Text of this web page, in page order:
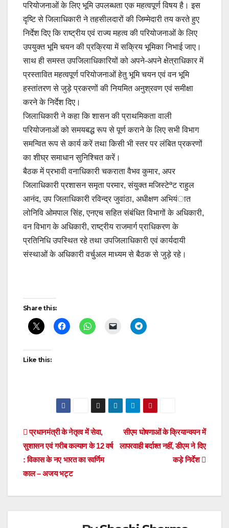
परियोजनाओं के लिए भूमि उपलब्धता एक महत्वपूर्ण विषय है। इस
दृष्टि से जिलाधिकारी ने तहसीलदारों की जिम्मेदारी तय करते हुए
निर्देश दिए कि राष्ट्रीय एवं राज्य महत्व की परियोजनाओं के लिए
उपयुक्त भूमि चयन की प्रक्रिया में सक्रिय भूमिका निभाई जाए।
साथ ही समस्त उपजिलाधिकारियों को अपने-अपने क्षेत्राधिकार में
प्रस्तावित महत्वपूर्ण परियोजनाओं हेतु भूमि चयन एवं वन भूमि
हस्तांतरण से जुड़े प्रकरणों की नियमित अनुश्रवण एवं समीक्षा
करने के निर्देश दिए।
जिलाधिकारी ने कहा कि शासन की प्राथमिकता वाली
परियोजनाओं को समयबद्ध रूप से पूर्ण कराने के लिए सभी विभाग
समन्वित रूप से कार्य करें तथा किसी भी स्तर पर लंबित प्रकरणों
का शीघ्र समाधान सुनिश्चित करें।
बैठक में प्रभावी वनाधिकारी चकराता वैभव कुमार, अपर
जिलाधिकारी प्रशासन समृता परमार, संयुक्त मजिस्टेªट राहुल
आनंद, उप जिलाधिकारी रविन्द्र जुवांठा, अधीक्षण अभियंात
लोनिवि ओमपाल सिंह, एनएच सहित संबंधित विभागों के अधिकारी,
वन विभाग के अधिकारी, राष्ट्रीय राजमार्ग प्राधिकरण के
प्रतिनिधि उपस्थित रहे तथा उपजिलाधिकारी एवं कार्यदायी
संस्थाओं के अधिकारी वर्चुअल माध्यम से बैठक से जुड़े रहे।
Post
navigation
Share this:
Like this:
Post
navigation
सीएम घोषणाओं के क्रियान्वयन में
लापरवाही बर्दाश्त नहीं, डीएम ने दिए
कड़े निर्देश
प्रधानमंत्री के नेतृत्व में सेवा,
सुशासन एवं गरीब कल्याण के 12 वर्ष
: विकास के नए भारत का स्वर्णिम
काल – अजय भट्ट